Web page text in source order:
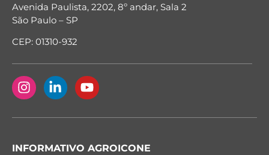
Avenida Paulista, 2202, 8º andar, Sala 2
São Paulo – SP
CEP: 01310-932
INFORMATIVO AGROICONE